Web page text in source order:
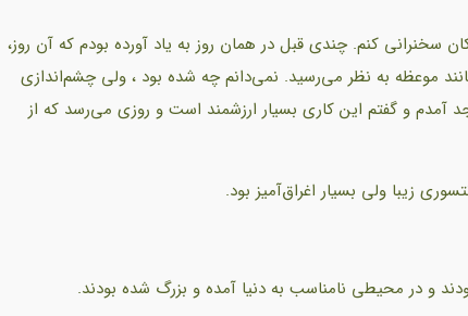
کنم. چندی قبل در همان روز به یاد آورده بودم که آن روز،
موعظه به نظر می‌رسید. نمی‌دانم چه شده بود ، ولی چشم‌اندازی
و گفتم این کاری بسیار ارزشمند است و روزی می‌رسد که از
زیبا ولی بسیار اغراق‌آمیز بود.
و در محیطی نامناسب به دنیا آمده و بزرگ شده بودند.